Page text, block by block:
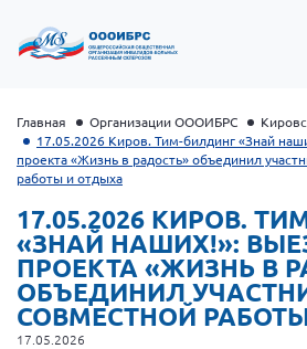
Главная Организации ОООИБРС
17.05.2026 Киров. Тим-билдинг «Знай
проекта «Жизнь в радость» объединил
работы и отдыха
17.05.2026 КИРОВ.
«ЗНАЙ НАШИХ!»:
ПРОЕКТА «ЖИЗНЬ В
ОБЪЕДИНИЛ
СОВМЕСТНОЙ
17.05.2026